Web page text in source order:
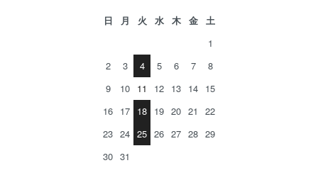
日 月 火 水 木 金
土
1
2
3 4 5 6 7
8
9
10 11 12 13 14 15
16 17 18 19 20 21
22
23 24 25 26 27 28 29
30 31